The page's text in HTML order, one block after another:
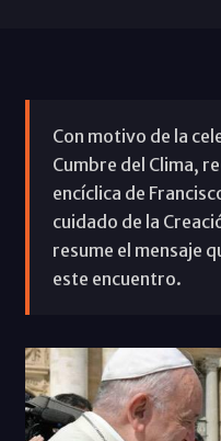
Con motivo de la
Cumbre del Clima,
encíclica de
cuidado de la
resume el mensaje
este encuentro.